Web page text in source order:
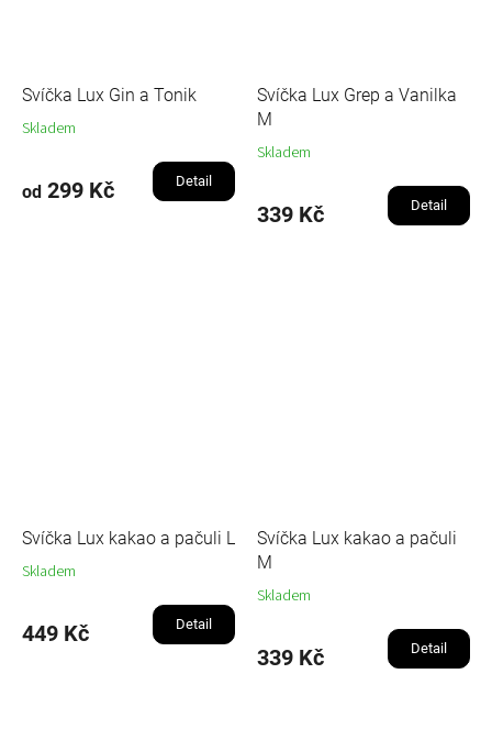
Svíčka Lux Gin a Tonik
Skladem
od 299 Kč Detail
Svíčka Lux Grep a Vanilka
M
Skladem
339 Kč Detail
Svíčka Lux kakao a pačuli L
Skladem
449 Kč Detail
Svíčka Lux kakao a pačuli
M
Skladem
339 Kč Detail